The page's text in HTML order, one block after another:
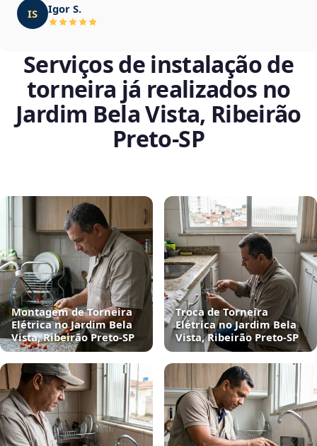
IS Igor S.
Serviços de instalação de
torneira já realizados no
Jardim Bela Vista, Ribeirão
Preto‑SP
Montagem de Torneira
Elétrica no Jardim Bela
Vista, Ribeirão Preto‑SP
Troca de Torneira
Elétrica no Jardim Bela
Vista, Ribeirão Preto‑SP